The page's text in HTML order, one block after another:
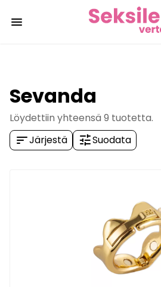
menu
Sevanda
Löydettiin yhteensä 9 tuotetta.
sortJärjestä tuneSuodata